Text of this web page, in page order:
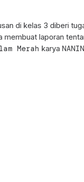
di kelas 3 diberi
membuat laporan
Merah karya